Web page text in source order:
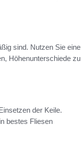
sind. Nutzen Sie eine
Höhenunterschiede zu
der Keile.
bestes Fliesen